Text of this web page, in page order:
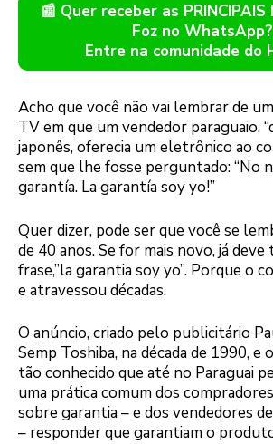
📰 Quer receber as PRINCIPAIS
Foz no WhatsApp?
Entre na comunidade do
Acho que você não vai lembrar de
TV em que um vendedor paraguaio,
japonês, oferecia um eletrônico ao
sem que lhe fosse perguntado: “No
garantía. La garantía soy yo!”
Quer dizer, pode ser que você se
de 40 anos. Se for mais novo, já
frase,”la garantia soy yo”. Porque o
e atravessou décadas.
O anúncio, criado pelo publicitário
Semp Toshiba, na década de 1990, e
tão conhecido que até no Paraguai
uma prática comum dos
sobre garantia – e dos vendedores
– responder que garantiam o